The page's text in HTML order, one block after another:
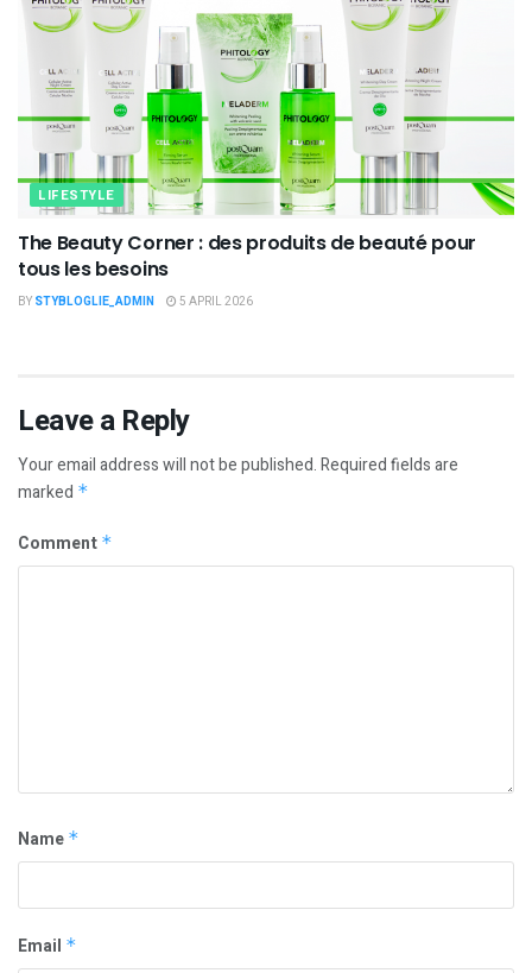
LIFESTYLE
The Beauty Corner : des produits de beauté pour
tous les besoins
BY STYBLOGLIE_ADMIN 5 APRIL 2026
Leave a Reply
Your email address will not be published.Required fields are
marked *
Comment *
Name *
Email *